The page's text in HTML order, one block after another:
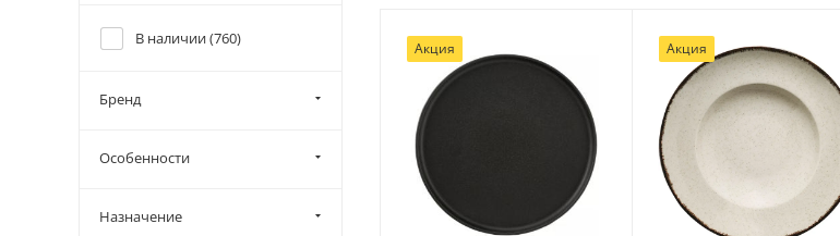
Акция Акция
В наличии (760)
Бренд
Особенности
Назначение